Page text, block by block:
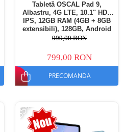
Tabletă OSCAL Pad 9,
Albastru, 4G LTE, 10.1" HD+
IPS, 12GB RAM (4GB + 8GB
extensibili), 128GB, Android
15, 7700mAh, Dual SIM
999,00 RON
799,00 RON
PRECOMANDA
-35%